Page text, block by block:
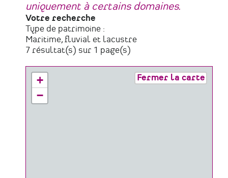
uniquement à certains domaines.
Votre recherche
Type de patrimoine :
Maritime, fluvial et lacustre
7 résultat(s) sur 1 page(s)
Fermer la carte
+
−